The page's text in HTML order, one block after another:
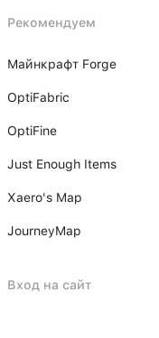
Рекомендуем
Майнкрафт Forge
OptiFabric
OptiFine
Just Enough Items
Xаero's Mаp
JourneyMap
Вход на сайт